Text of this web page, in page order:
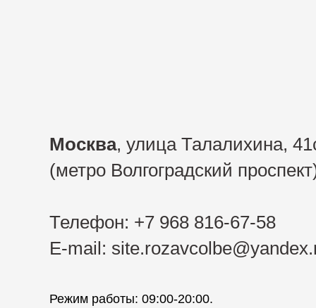
Москва, улица Талалихина,
(метро Волгоградский
Телефон: +7 968 816-67-58
E-mail:
Режим работы: 09:00-20:00.